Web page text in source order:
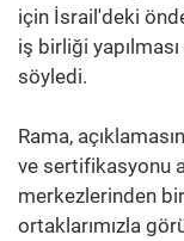
için İsrail'deki
iş birliği
söyledi.
Rama,
ve sertifikasyonu
merkezlerinden
ortaklarımızla